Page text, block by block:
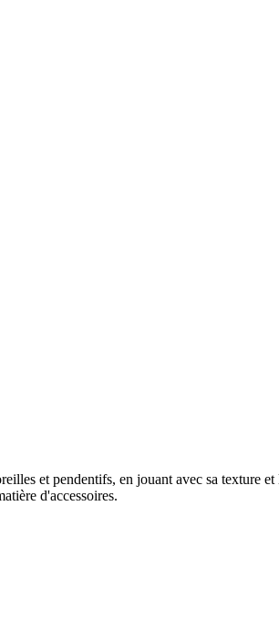
et pendentifs, en jouant avec sa texture
d'accessoires.